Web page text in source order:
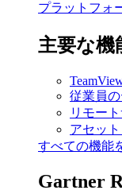
プラットフォ
主要な機
従業員
リモー
アセッ
すべての機能
Gartner